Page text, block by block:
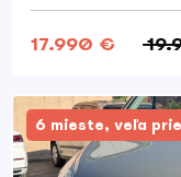
17.990 €
6 mieste, veľa